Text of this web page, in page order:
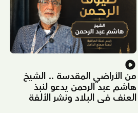
من الأراضي المقدسة .. الشيخ
هاشم عبد الرحمن يدعو لنبذ
العنف في البلاد ونشر الألفة